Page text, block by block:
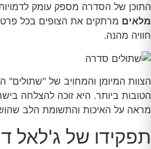
התוכן של הסדרה מספק עומק לדמויות
מלאים מרתקים את הצופים בכל
חוויה מהנה.
הצוות המיומן והמחויב של
הטובות ביותר. היא זוכה להצלחה
מראה על האיכות והתשומת הלב
תפקידו של ג'לאל